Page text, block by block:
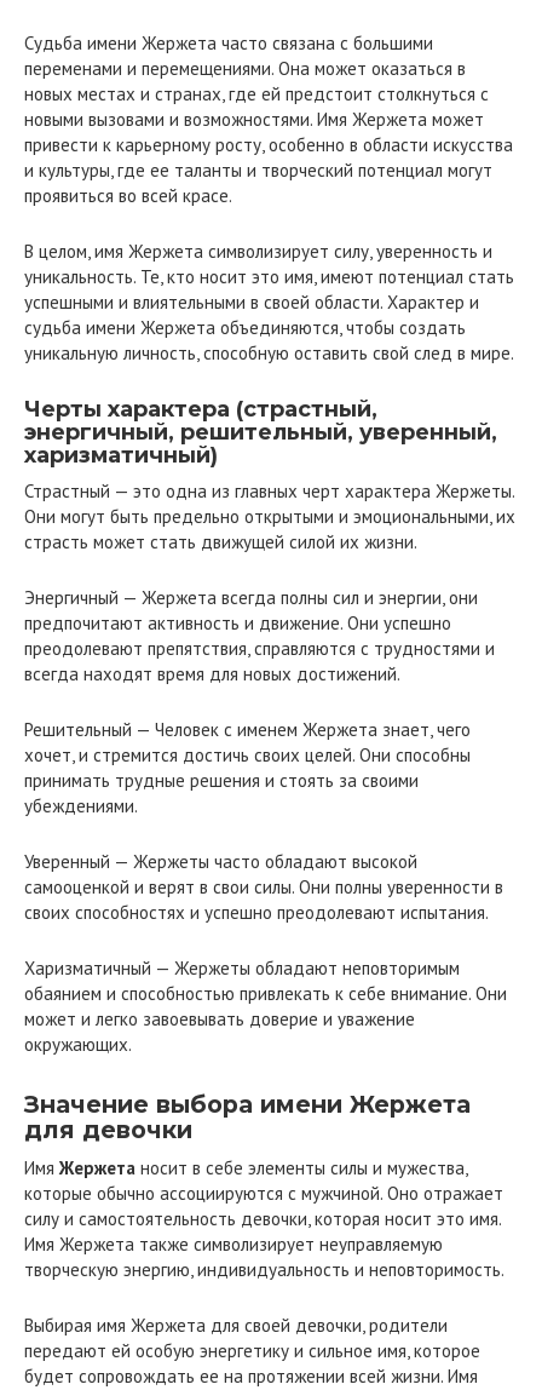
Судьба имени Жержета часто связана с большими
переменами и перемещениями. Она может оказаться в
новых местах и странах, где ей предстоит столкнуться с
новыми вызовами и возможностями. Имя Жержета может
привести к карьерному росту, особенно в области искусства
и культуры, где ее таланты и творческий потенциал могут
проявиться во всей красе.
В целом, имя Жержета символизирует силу, уверенность и
уникальность. Те, кто носит это имя, имеют потенциал стать
успешными и влиятельными в своей области. Характер и
судьба имени Жержета объединяются, чтобы создать
уникальную личность, способную оставить свой след в мире.
Черты характера (страстный,
энергичный, решительный, уверенный,
харизматичный)
Страстный — это одна из главных черт характера Жержеты.
Они могут быть предельно открытыми и эмоциональными, их
страсть может стать движущей силой их жизни.
Энергичный — Жержета всегда полны сил и энергии, они
предпочитают активность и движение. Они успешно
преодолевают препятствия, справляются с трудностями и
всегда находят время для новых достижений.
Решительный — Человек с именем Жержета знает, чего
хочет, и стремится достичь своих целей. Они способны
принимать трудные решения и стоять за своими
убеждениями.
Уверенный — Жержеты часто обладают высокой
самооценкой и верят в свои силы. Они полны уверенности в
своих способностях и успешно преодолевают испытания.
Харизматичный — Жержеты обладают неповторимым
обаянием и способностью привлекать к себе внимание. Они
может и легко завоевывать доверие и уважение
окружающих.
Значение выбора имени Жержета
для девочки
Имя Жержета носит в себе элементы силы и мужества,
которые обычно ассоциируются с мужчиной. Оно отражает
силу и самостоятельность девочки, которая носит это имя.
Имя Жержета также символизирует неуправляемую
творческую энергию, индивидуальность и неповторимость.
Выбирая имя Жержета для своей девочки, родители
передают ей особую энергетику и сильное имя, которое
будет сопровождать ее на протяжении всей жизни. Имя